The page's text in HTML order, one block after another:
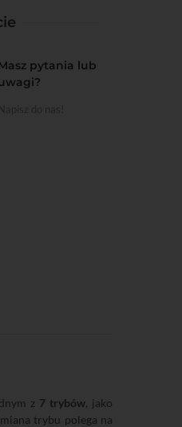
pytania lub
z 7 trybów, jako
trybu polega na